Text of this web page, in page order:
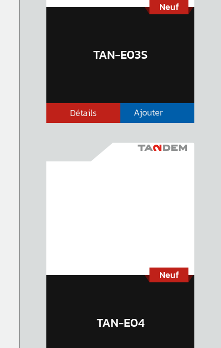
Neuf
TAN-E03S
Détails Ajouter
Neuf
TAN-E04